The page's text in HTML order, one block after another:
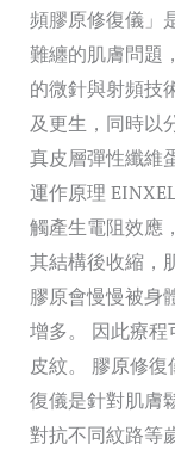
頻膠原修復儀」
難纏的肌膚問題
的微針與射頻技
及更生，同時以
真皮層彈性纖維
運作原理
觸產生電阻效應
其結構後收縮，
膠原會慢慢被身
增多。 因此療
皮紋。 膠原修復
復儀是針對肌膚
對抗不同紋路等